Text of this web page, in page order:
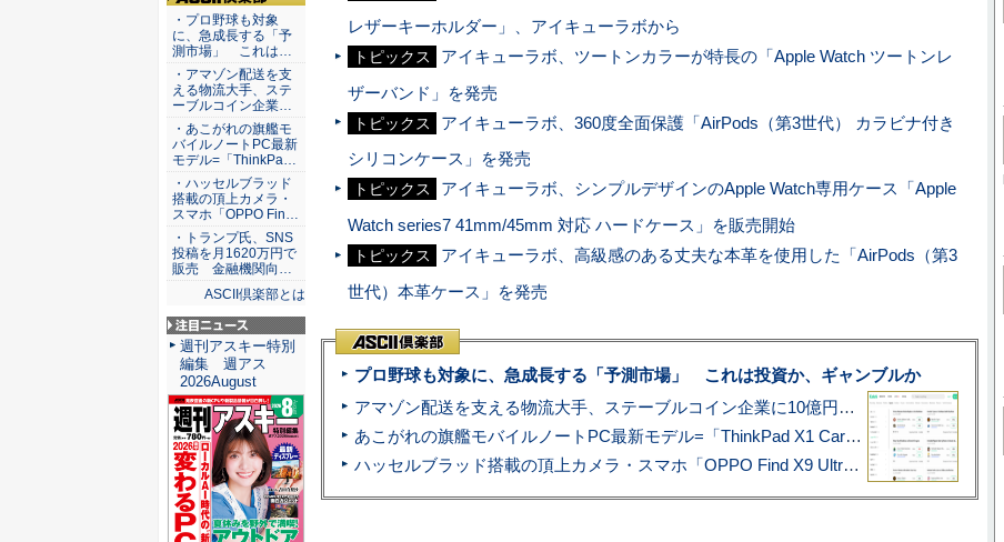
レザーキーホルダー」、アイキューラボから
トピックス
アイキューラボ、ツートンカラーが特長の「Apple Watch ツートンレ
ザーバンド」を発売
トピックス
アイキューラボ、360度全面保護「AirPods（第3世代） カラビナ付き
シリコンケース」を発売
トピックス
アイキューラボ、シンプルデザインのApple Watch専用ケース「Apple
Watch series7 41mm/45mm 対応 ハードケース」を販売開始
トピックス
アイキューラボ、高級感のある丈夫な本革を使用した「AirPods（第3
世代）本革ケース」を発売
プロ野球も対象に、急成長する「予測市場」 これは投資か、ギャンブルか
アマゾン配送を支える物流大手、ステーブルコイン企業に10億円投資のワケ
あこがれの旗艦モバイルノートPC最新モデル=「ThinkPad X1 Carbon Gen 14 Aura Edition」実機レビュー
ハッセルブラッド搭載の頂上カメラ・スマホ「OPPO Find X9 Ultra」実写レビュー=プロが本気で徹底撮影しました!!
ASCII倶楽部
・プロ野球も対象
に、急成長する「予
測市場」 これは…
・アマゾン配送を支
える物流大手、ステ
ーブルコイン企業…
・あこがれの旗艦モ
バイルノートPC最新
モデル=「ThinkPa…
・ハッセルブラッド
搭載の頂上カメラ・
スマホ「OPPO Fin…
・トランプ氏、SNS
投稿を月1620万円で
販売 金融機関向…
ASCII倶楽部とは
注目ニュース
週刊アスキー特別
編集 週アス
2026August